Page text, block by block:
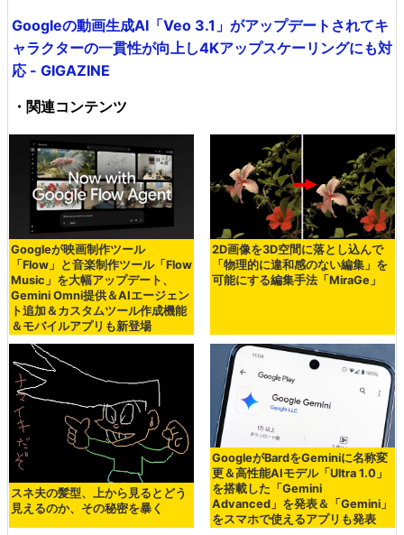
Googleの動画生成AI「Veo 3.1」がアップデートされてキ
ャラクターの一貫性が向上し4Kアップスケーリングにも対
応 - GIGAZINE
・関連コンテンツ
Googleが映画制作ツール
「Flow」と音楽制作ツール「Flow
Music」を大幅アップデート、
Gemini Omni提供＆AIエージェン
ト追加＆カスタムツール作成機能
＆モバイルアプリも新登場
2D画像を3D空間に落とし込んで
「物理的に違和感のない編集」を
可能にする編集手法「MiraGe」
スネ夫の髪型、上から見るとどう
見えるのか、その秘密を暴く
GoogleがBardをGeminiに名称変
更＆高性能AIモデル「Ultra 1.0」
を搭載した「Gemini
Advanced」を発表＆「Gemini」
をスマホで使えるアプリも発表